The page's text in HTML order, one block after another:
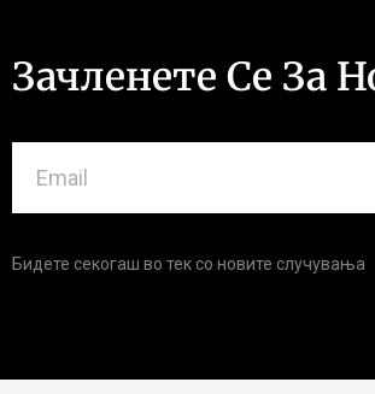
Зачленете Се За
Бидете секогаш во тек со новите случувања